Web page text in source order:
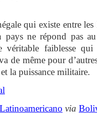
qui existe entre les
ne répond pas au
véritable faiblesse
de même pour
la puissance militaire.
via